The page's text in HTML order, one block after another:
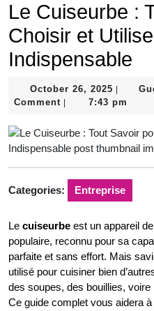
Le Cuiseurbe :
Choisir et
Indispensable
October 26, 2025 October
26,
Comment
7:43 pm
Categories: Entreprise
Le cuiseurbe est un appareil
populaire, reconnu pour sa
parfaite et sans effort. Mais
utilisé pour cuisiner bien
des soupes, des bouillies,
Ce guide complet vous aidera